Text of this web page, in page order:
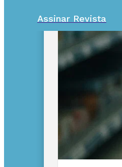
Assinar Revista